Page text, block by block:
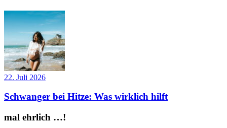
22. Juli 2026
Schwanger bei Hitze: Was wirklich hilft
mal ehrlich …!